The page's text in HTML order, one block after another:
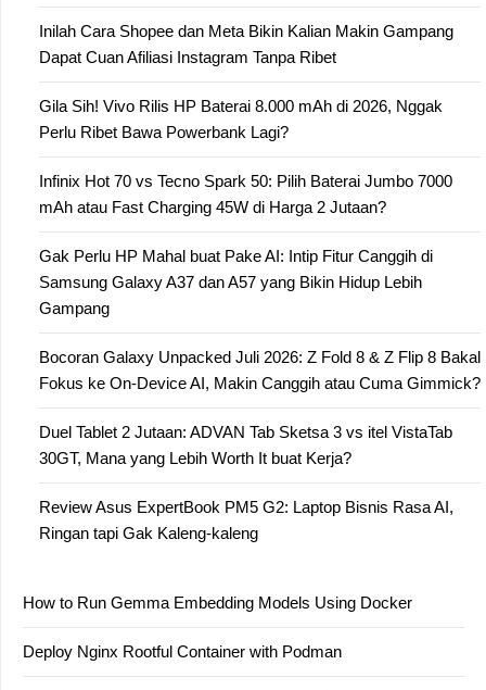
Inilah Cara Shopee dan Meta Bikin Kalian Makin Gampang
Dapat Cuan Afiliasi Instagram Tanpa Ribet
Gila Sih! Vivo Rilis HP Baterai 8.000 mAh di 2026, Nggak
Perlu Ribet Bawa Powerbank Lagi?
Infinix Hot 70 vs Tecno Spark 50: Pilih Baterai Jumbo 7000
mAh atau Fast Charging 45W di Harga 2 Jutaan?
Gak Perlu HP Mahal buat Pake AI: Intip Fitur Canggih di
Samsung Galaxy A37 dan A57 yang Bikin Hidup Lebih
Gampang
Bocoran Galaxy Unpacked Juli 2026: Z Fold 8 & Z Flip 8 Bakal
Fokus ke On-Device AI, Makin Canggih atau Cuma Gimmick?
Duel Tablet 2 Jutaan: ADVAN Tab Sketsa 3 vs itel VistaTab
30GT, Mana yang Lebih Worth It buat Kerja?
Review Asus ExpertBook PM5 G2: Laptop Bisnis Rasa AI,
Ringan tapi Gak Kaleng-kaleng
How to Run Gemma Embedding Models Using Docker
Deploy Nginx Rootful Container with Podman